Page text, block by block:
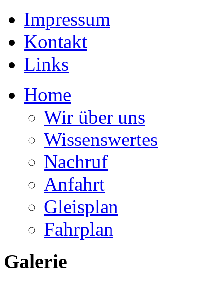
Impressum
Kontakt
Links
Home
Wir über uns
Wissenswertes
Nachruf
Anfahrt
Gleisplan
Fahrplan
Galerie